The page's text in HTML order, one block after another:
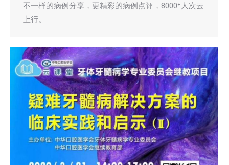
不一样的病例分享，更精彩的病例点评，8000⁺人次云
上行。